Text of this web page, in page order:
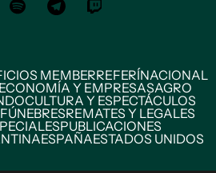
MEMBERREFERÍNACIONAL
ECONOMÍA Y EMPRESASAGRO
CULTURA Y ESPECTÁCULOS
FÚNEBRESREMATES Y LEGALES
PUBLICACIONES
ESPAÑAESTADOS UNIDOS